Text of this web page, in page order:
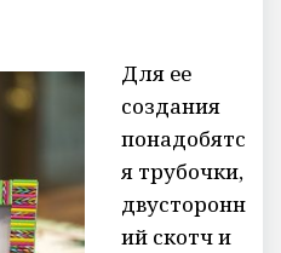
Для ее
создания
понадобятс
я трубочки,
двусторонн
ий скотч и